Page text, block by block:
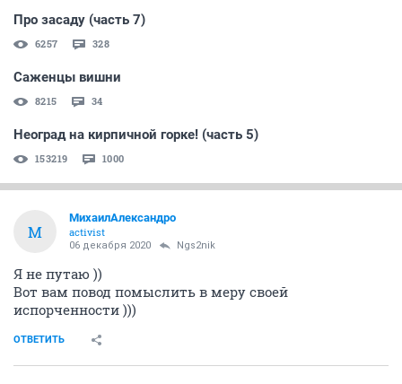
Про засаду (часть 7)
6257 328
Саженцы вишни
8215 34
Неоград на кирпичной горке! (часть 5)
153219 1000
М
МихаилАлександро
activist
06 декабря 2020 Ngs2nik
Я не путаю ))
Вот вам повод помыслить в меру своей
испорченности )))
ОТВЕТИТЬ